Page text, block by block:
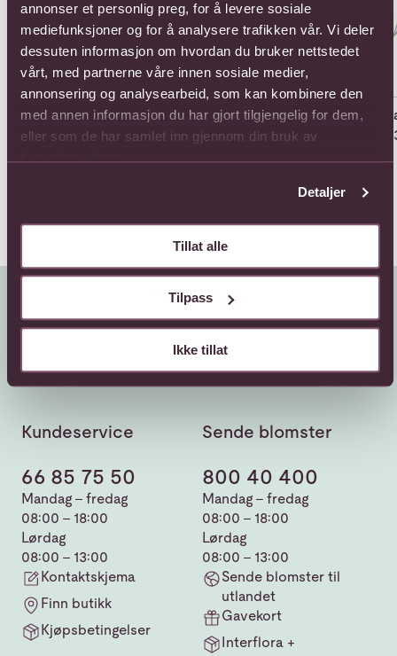
annonser et personlig preg, for å levere sosiale
mediefunksjoner og for å analysere trafikken vår. Vi deler
dessuten informasjon om hvordan du bruker nettstedet
vårt, med partnerne våre innen sosiale medier,
annonsering og analysearbeid, som kan kombinere den
med annen informasjon du har gjort tilgjengelig for dem,
eller som de har samlet inn gjennom din bruk av
Detaljer
Tillat alle
Tilpass
Ikke tillat
12 Roses
968,-
Arrangement of Cut
Flowers
Fra 792,-
Kundeservice
66 85 75 50
Mandag - fredag
08:00 - 18:00
Lørdag
08:00 - 13:00
Kontaktskjema
Finn butikk
Kjøpsbetingelser
Sende blomster
800 40 400
Mandag - fredag
08:00 - 18:00
Lørdag
08:00 - 13:00
Sende blomster til
utlandet
Gavekort
Interflora +